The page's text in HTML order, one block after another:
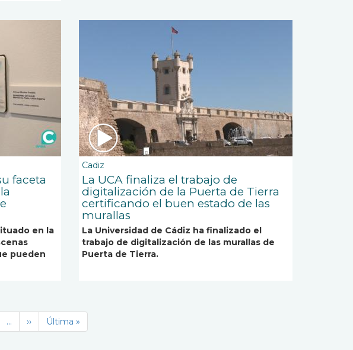
faceta
en la
pueden
Cadiz
La UCA finaliza el trabajo de
digitalización de la Puerta de Tierra
certificando el buen estado de las
murallas
La Universidad de Cádiz ha finalizado el
trabajo de digitalización de las murallas de
Puerta de Tierra.
…
Siguiente
página
››
Última
página
Última »